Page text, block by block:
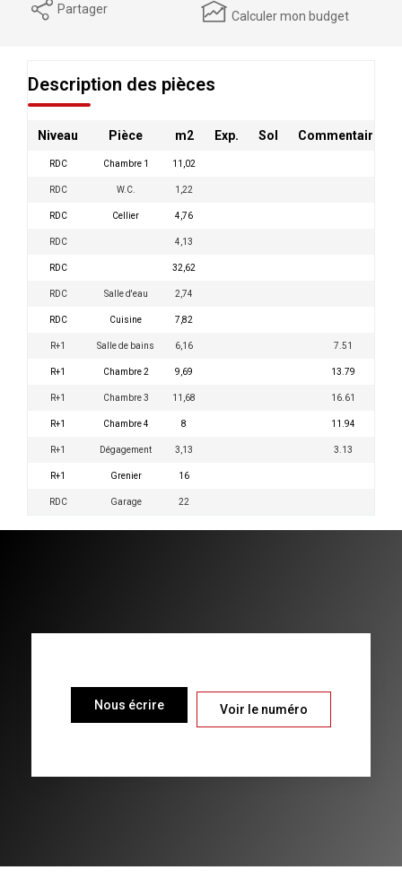
Partager Calculer mon budget
Description des pièces
Niveau Pièce m2 Exp. Sol Commentaires
RDC Chambre 1 11,02
RDC W.C. 1,22
RDC Cellier 4,76
RDC 4,13
RDC 32,62
RDC Salle d'eau 2,74
RDC Cuisine 7,82
R+1 Salle de bains 6,16 7.51
R+1 Chambre 2 9,69 13.79
R+1 Chambre 3 11,68 16.61
R+1 Chambre 4 8 11.94
R+1 Dégagement 3,13 3.13
R+1 Grenier 16
RDC Garage 22
Nous écrire Voir le numéro